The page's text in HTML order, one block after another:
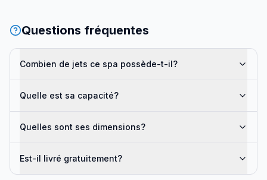
Questions fréquentes
Combien de jets ce spa possède-t-il?
Quelle est sa capacité?
Quelles sont ses dimensions?
Est-il livré gratuitement?